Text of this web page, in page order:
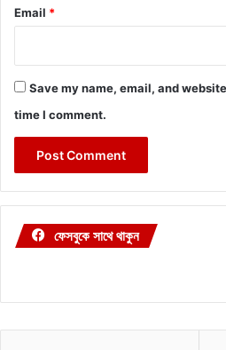
Email *
Save my name, email, and
time I comment.
ফেসবুকে সাথে থাকুন